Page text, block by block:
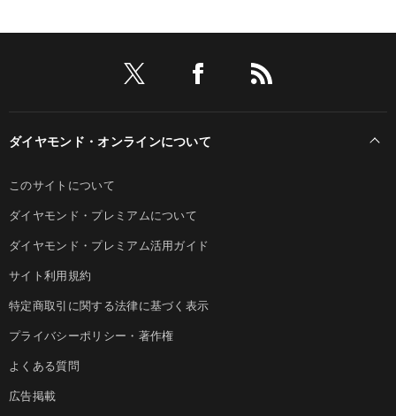
ダイヤモンド・オンラインについて
このサイトについて
ダイヤモンド・プレミアムについて
ダイヤモンド・プレミアム活用ガイド
サイト利用規約
特定商取引に関する法律に基づく表示
プライバシーポリシー・著作権
よくある質問
広告掲載